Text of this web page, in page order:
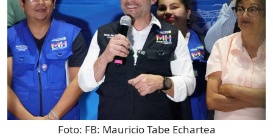
Foto: FB: Mauricio Tabe Echartea